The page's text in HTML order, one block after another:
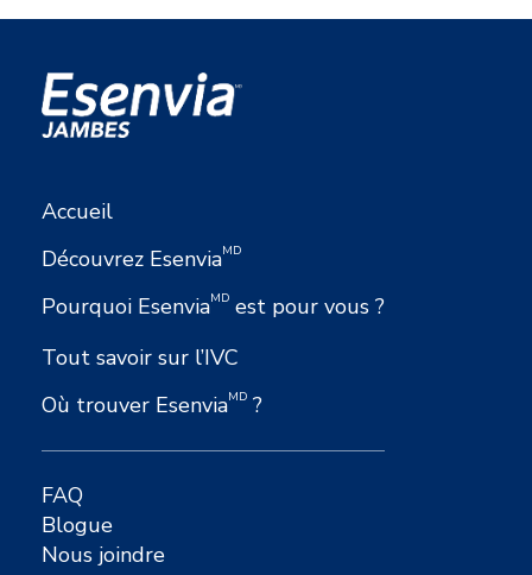
Accueil
Découvrez EsenviaMD
Pourquoi EsenviaMD est pour vous ?
Tout savoir sur l’IVC
Où trouver EsenviaMD ?
FAQ
Blogue
Nous joindre